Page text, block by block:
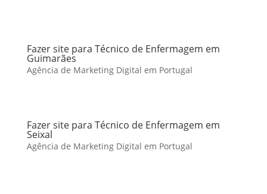
Fazer site para Técnico de Enfermagem em
Guimarães
Agência de Marketing Digital em Portugal
Fazer site para Técnico de Enfermagem em
Seixal
Agência de Marketing Digital em Portugal